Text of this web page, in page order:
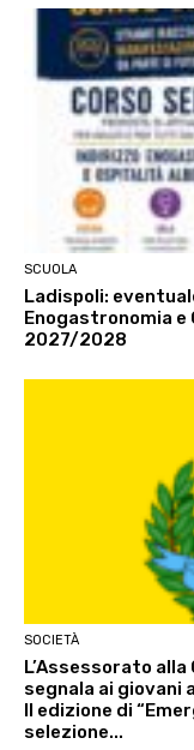
SCUOLA
Ladispoli:
Enogastronomia e
2027/2028
SOCIETÀ
L’Assessorato
segnala ai
II edizione di
selezione...